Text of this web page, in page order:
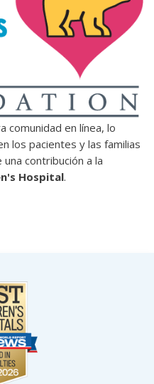
comunidad en línea, lo
los pacientes y las familias
contribución a la
Hospital.